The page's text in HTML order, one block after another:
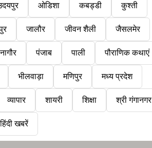
ओडिशा कबड्डी कुश्ती
जालौर जीवन शैली जैसलमेर
नागौर पंजाब पाली पौराणिक कथाएं
भीलवाड़ा मणिपुर मध्य प्रदेश
व्यापार शायरी शिक्षा श्री गंगानगर
हिंदी खबरें